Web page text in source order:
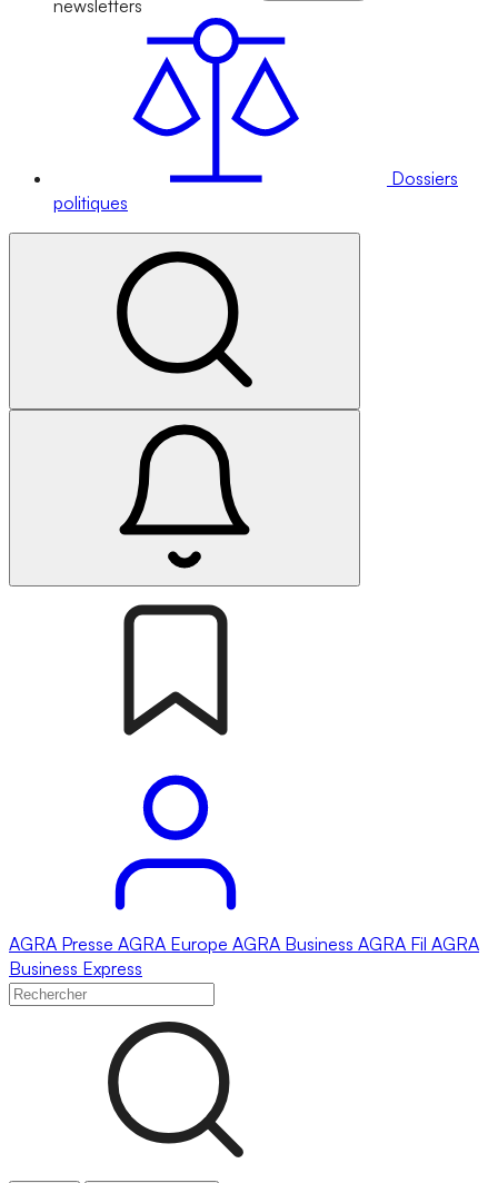
newsletters
Dossiers
politiques
AGRA Presse AGRA Europe AGRA Business AGRA Fil AGRA
Business Express